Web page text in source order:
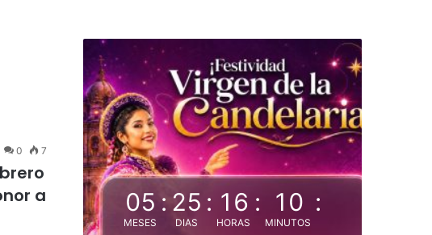
0 7
a
05
MESES
: 25
DIAS
: 16
HORAS
: 10
MINUTOS
: